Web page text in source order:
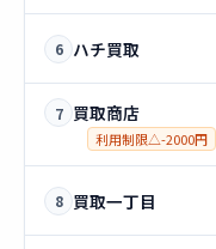
6 ハチ買取
7 買取商店
利用制限△-2000円
8 買取一丁目